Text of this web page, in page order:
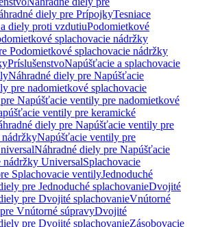
diely pre PrípojkyTesniace
diely proti vzdutiuPodomietkové
splachovacie nádržky
Podomietkové splachovacie nádržky
PríslušenstvoNapúšťacie a splachovacie
Náhradné diely pre Napúšťacie
pre nadomietkové splachovacie
Napúšťacie ventily pre nadomietkové
ventily pre keramické
diely pre Napúšťacie ventily pre
nádržkyNapúšťacie ventily pre
Náhradné diely pre Napúšťacie
nádržky UniversalSplachovacie
Splachovacie ventilyJednoduché
pre Jednoduché splachovanieDvojité
pre Dvojité splachovanieVnútorné
Vnútorné súpravyDvojité
pre Dvojité splachovanieZásobovacie